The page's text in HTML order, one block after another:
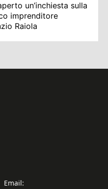
un’inchiesta sulla
imprenditore
Raiola
Email: